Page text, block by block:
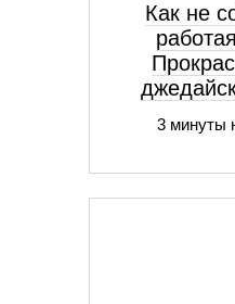
Как не
3 минуты